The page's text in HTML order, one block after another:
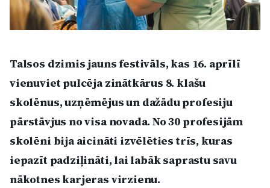
Vieta
Sludinājumi
Pasākumi
Reklāma
Politiskā reklāma
Talsos dzimis jauns festivāls, kas 16. aprīlī
vienuviet pulcēja zinātkārus 8. klašu
skolēnus, uzņēmējus un dažādu profesiju
pārstāvjus no visa novada. No 30 profesijām
skolēni bija aicināti izvēlēties trīs, kuras
iepazīt padziļināti, lai labāk saprastu savu
nākotnes karjeras virzienu.